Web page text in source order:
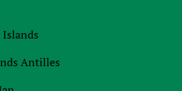
Antilles
документы
– Уполномоченного лица
owner)
адреса (utility bill)